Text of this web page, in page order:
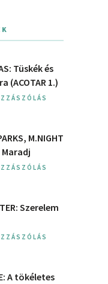
Tüskék és
(ACOTAR 1.)
M.NIGHT
Maradj
Szerelem
A ​tökéletes